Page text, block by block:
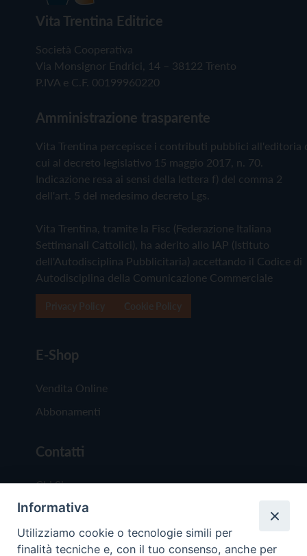
Vita Trentina Editrice
Società Cooperativa
Via Monsignor Endrici, 14 – 38122 Trento
P.IVA e C.F. 00199960220
Amministrazione trasparente
Vita Trentina percepisce i contributi pubblici all'editoria
cui al decreto legislativo 15 maggio 2017, n. 70.
Indicazione resa ai sensi della lettera f) del comma 2
dell'art. 5 del medesimo decreto Lgs.
Vita Trentina, tramite la Fisc (Federazione Italiana
Settimanali Cattolici), ha aderito allo IAP (Istituto
dell'Autodisciplina Pubblicitaria) accettando il Codice di
Autodisciplina della Comunicazione Commerciale
E-Shop
Vendita Online
Abbonamenti
Contatti
Chi Siamo
Redazione
Scrivici
Informativa
Utilizziamo cookie o tecnologie simili per
finalità tecniche e, con il tuo consenso, anche per